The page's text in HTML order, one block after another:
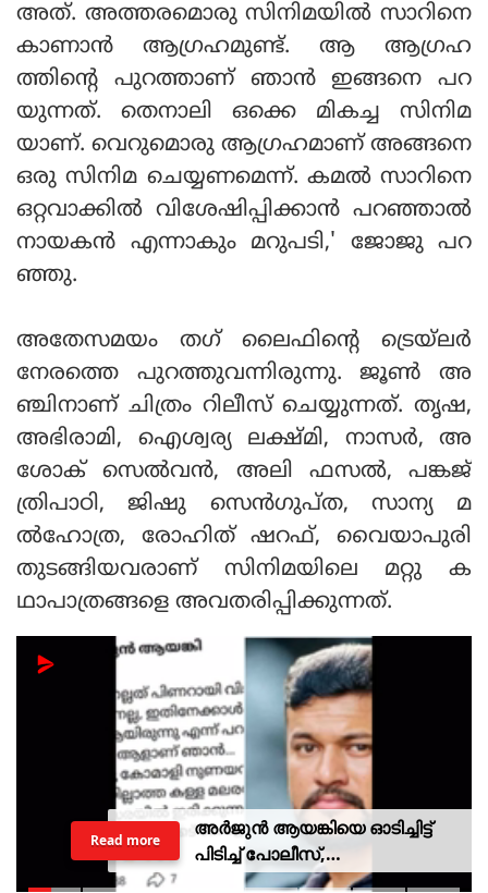
അത്. അത്തരമൊരു സിനിമയിൽ സാറിനെ
കാണാൻ ആഗ്രഹമുണ്ട്. ആ ആഗ്രഹ
ത്തിന്റെ പുറത്താണ് ഞാൻ ഇങ്ങനെ പറ
യുന്നത്. തെനാലി ഒക്കെ മികച്ച സിനിമ
യാണ്. വെറുമൊരു ആഗ്രഹമാണ് അങ്ങനെ
ഒരു സിനിമ ചെയ്യണമെന്ന്. കമൽ സാറിനെ
ഒറ്റവാക്കിൽ വിശേഷിപ്പിക്കാൻ പറഞ്ഞാൽ
നായകൻ എന്നാകും മറുപടി,' ജോജു പറ
ഞ്ഞു.
അതേസമയം തഗ് ലെെഫിന്‍റെ ട്രെയ്‌ലർ
നേരത്തെ പുറത്തുവന്നിരുന്നു. ജൂൺ അ
ഞ്ചിനാണ് ചിത്രം റിലീസ് ചെയ്യുന്നത്. തൃഷ,
അഭിരാമി, ഐശ്വര്യ ലക്ഷ്മി, നാസർ, അ
ശോക് സെല്‍വന്‍, അലി ഫസല്‍, പങ്കജ്
ത്രിപാഠി, ജിഷു സെന്‍ഗുപ്ത, സാന്യ മ
ല്‍ഹോത്ര, രോഹിത് ഷറഫ്, വൈയാപുരി
തുടങ്ങിയവരാണ് സിനിമയിലെ മറ്റു ക
ഥാപാത്രങ്ങളെ അവതരിപ്പിക്കുന്നത്.
അർജുൻ ആയങ്കിയെ ഓടിച്ചിട്ട്
പിടിച്ച് പോലീസ്,
സ്റ്റേഷനിലെത്തി പത്രവായന,
Read more